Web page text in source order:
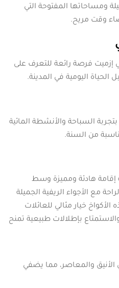
ومساحاتها المفتوحة التي
وقت مريح.
فرصة رائعة للتعرف على
الحياة اليومية في المدينة.
السباحة والأنشطة المائية
من السنة.
إقامة هادئة ومميزة وسط
مع الأجواء الريفية الجميلة
خيار مثالي للعائلات
بإطلالات طبيعية تمنح
الأنيق والمعاصر، مما يضفي